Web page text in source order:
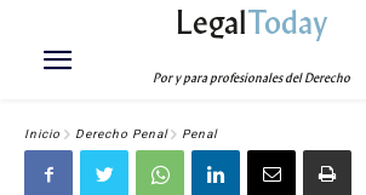
LegalToday
Por y para profesionales del Derecho
Inicio Derecho Penal Penal